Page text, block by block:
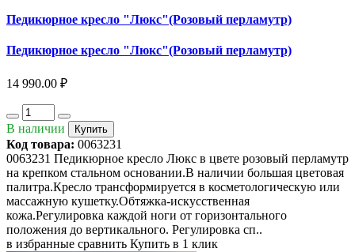
Педикюрное кресло "Люкс"(Розовый перламутр)
Педикюрное кресло "Люкс"(Розовый перламутр)
14 990.00 ₽
В наличии Купить
Код товара: 0063231
0063231 Педикюрное кресло Люкс в цвете розовый перламутр
на крепком стальном основании.В наличии большая цветовая
палитра.Кресло трансформируется в косметологическую или
массажную кушетку.Обтяжка-искусственная
кожа.Регулировка каждой ноги от горизонтального
положения до вертикального. Регулировка сп..
в избранные сравнить Купить в 1 клик